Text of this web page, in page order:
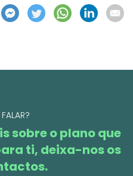
sobre o plano que
ti, deixa-nos os